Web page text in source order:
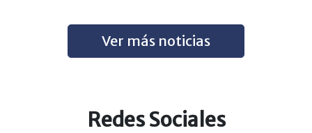
Ver más noticias
Redes Sociales